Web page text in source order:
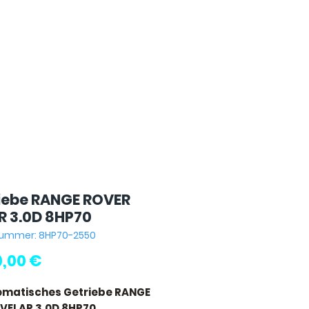
RANGE ROVER
3.0D 8HP70
8HP70-2550
€
Getriebe RANGE